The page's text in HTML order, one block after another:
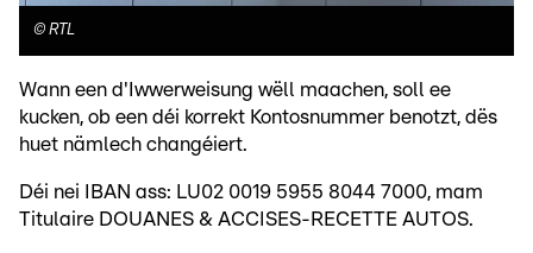
© RTL
Wann een d'Iwwerweisung wëll maachen, soll ee
kucken, ob een déi korrekt Kontosnummer benotzt, dës
huet nämlech changéiert.
Déi nei IBAN ass: LU02 0019 5955 8044 7000, mam
Titulaire DOUANES & ACCISES-RECETTE AUTOS.